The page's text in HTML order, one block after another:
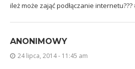
ileż może zająć podłączanie
ANONIMOWY
24 lipca, 2014 - 11:45 am